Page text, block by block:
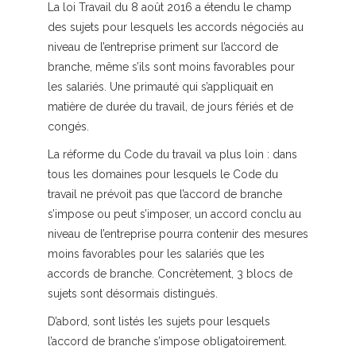
La loi Travail du 8 août 2016 a étendu le champ
des sujets pour lesquels les accords négociés au
niveau de l’entreprise priment sur l’accord de
branche, même s’ils sont moins favorables pour
les salariés. Une primauté qui s’appliquait en
matière de durée du travail, de jours fériés et de
congés.
La réforme du Code du travail va plus loin : dans
tous les domaines pour lesquels le Code du
travail ne prévoit pas que l’accord de branche
s’impose ou peut s’imposer, un accord conclu au
niveau de l’entreprise pourra contenir des mesures
moins favorables pour les salariés que les
accords de branche. Concrètement, 3 blocs de
sujets sont désormais distingués.
D’abord, sont listés les sujets pour lesquels
l’accord de branche s’impose obligatoirement.